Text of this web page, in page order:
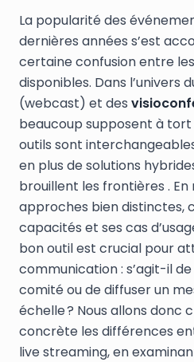
La popularité des
dernières années s’est
certaine confusion entre
disponibles. Dans l’univers
(webcast) et des
beaucoup supposent à
outils sont
en plus de solutions
brouillent les frontières . En
approches bien distinctes,
capacités et ses cas
bon outil est crucial pour
communication : s’agit-il
comité ou de diffuser un
échelle ? Nous allons donc
concrète les différences
live streaming, en